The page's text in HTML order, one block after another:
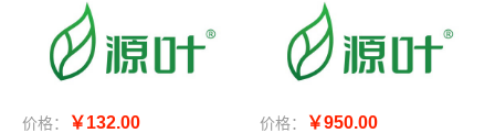
价格： ￥132.00 价格： ￥950.00